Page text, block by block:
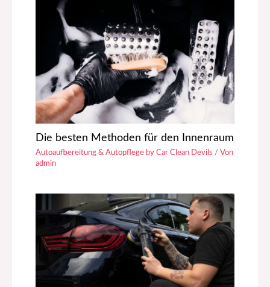
Die besten Methoden für den Innenraum
Autoaufbereitung & Autopflege by Car Clean Devils / Von
admin